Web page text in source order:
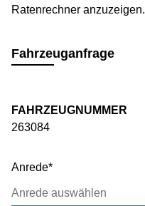
Ratenrechner anzuzeigen.
Fahrzeuganfrage
FAHRZEUGNUMMER
263084
Anrede
Anrede auswählen